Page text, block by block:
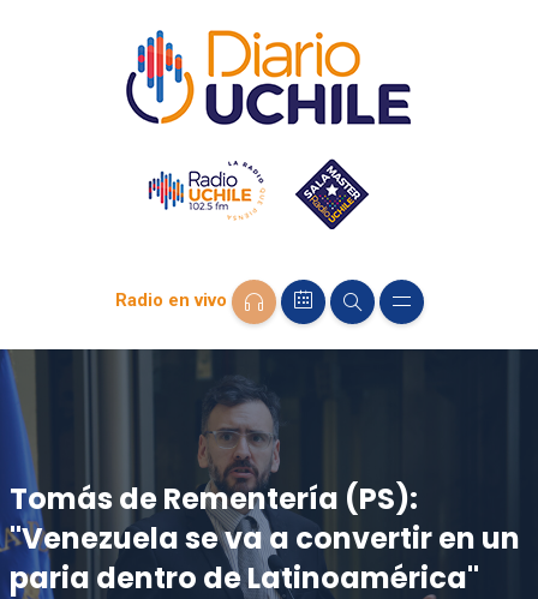
Radio en vivo
Tomás de Rementería (PS):
"Venezuela se va a convertir en un
paria dentro de Latinoamérica"